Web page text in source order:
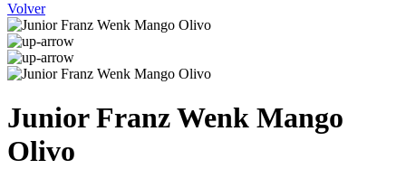
Volver
Junior Franz Wenk Mango
Olivo